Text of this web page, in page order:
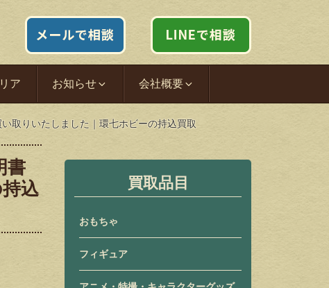
ア お知らせ 会社概要
取りいたしました｜環七ホビーの持込買取
書
込
買取品目
おもちゃ
フィギュア